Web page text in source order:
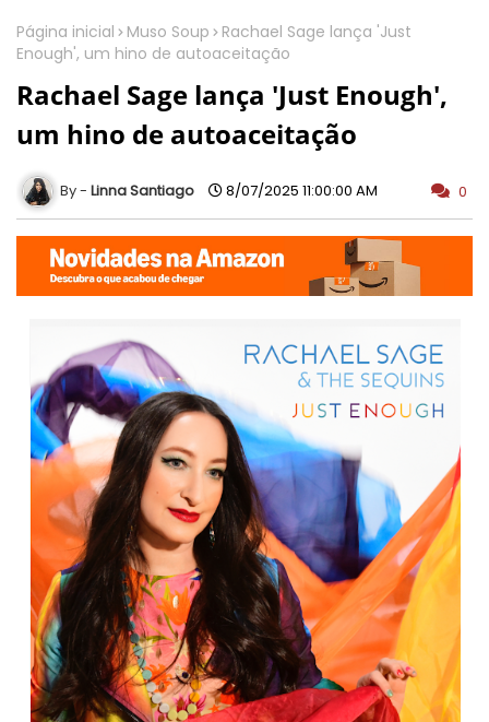
Página inicial Muso Soup
Rachael Sage lança 'Just
Enough', um hino de autoaceitação
Rachael Sage lança 'Just Enough',
um hino de autoaceitação
Linna Santiago 8/07/2025 11:00:00 AM 0